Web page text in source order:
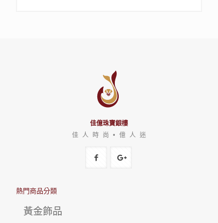
佳億珠寶銀樓
佳 人 時 尚 • 億 人 迷
熱門商品分類
黃金飾品